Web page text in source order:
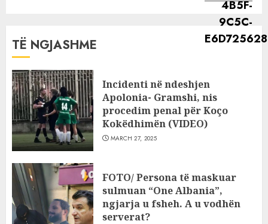
TË NGJASHME
Incidenti në ndeshjen
Apolonia- Gramshi, nis
procedim penal për Koço
Kokëdhimën (VIDEO)
MARCH 27, 2025
FOTO/ Persona të maskuar
sulmuan “One Albania”,
ngjarja u fsheh. A u vodhën
serverat?